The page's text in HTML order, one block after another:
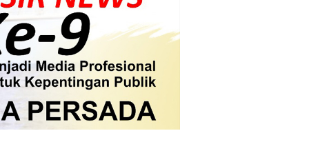
Kemanusiaan
Ketenagakerjaan Diperkuat